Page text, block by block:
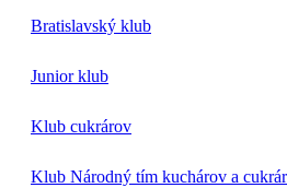
Bratislavský klub
Junior klub
Klub cukrárov
Klub Národný tím kuchárov a